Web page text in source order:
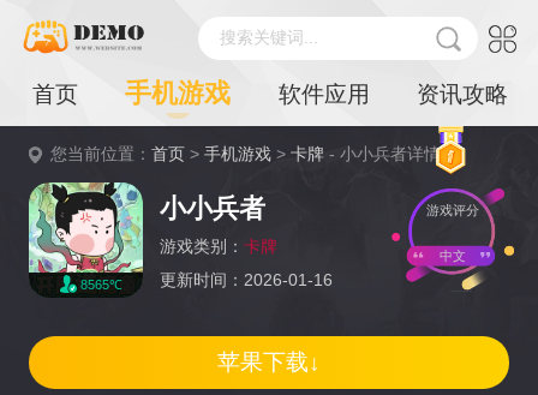
搜索关键词...
首页 手机游戏 软件应用 资讯攻略
您当前位置：首页 >手机游戏 >卡牌 - 小小兵者详情
8565℃
小小兵者
游戏类别： 卡牌
更新时间：2026-01-16
游戏评分
中文
苹果下载↓